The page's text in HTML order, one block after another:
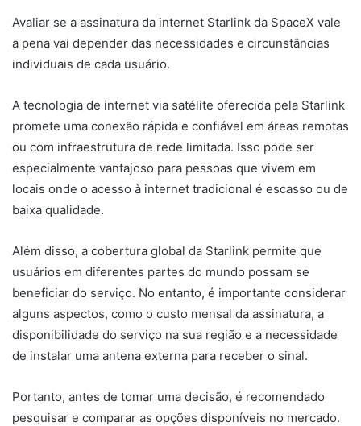
Avaliar se a assinatura da internet Starlink da SpaceX vale
a pena vai depender das necessidades e circunstâncias
individuais de cada usuário.
A tecnologia de internet via satélite oferecida pela Starlink
promete uma conexão rápida e confiável em áreas remotas
ou com infraestrutura de rede limitada. Isso pode ser
especialmente vantajoso para pessoas que vivem em
locais onde o acesso à internet tradicional é escasso ou de
baixa qualidade.
Além disso, a cobertura global da Starlink permite que
usuários em diferentes partes do mundo possam se
beneficiar do serviço. No entanto, é importante considerar
alguns aspectos, como o custo mensal da assinatura, a
disponibilidade do serviço na sua região e a necessidade
de instalar uma antena externa para receber o sinal.
Portanto, antes de tomar uma decisão, é recomendado
pesquisar e comparar as opções disponíveis no mercado.